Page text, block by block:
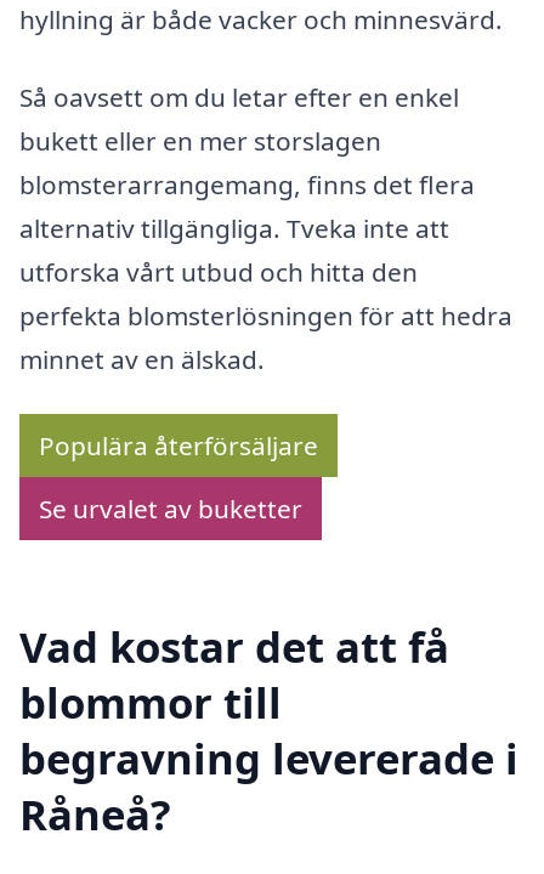
hyllning är både vacker och minnesvärd.
Så oavsett om du letar efter en enkel
bukett eller en mer storslagen
blomsterarrangemang, finns det flera
alternativ tillgängliga. Tveka inte att
utforska vårt utbud och hitta den
perfekta blomsterlösningen för att hedra
minnet av en älskad.
Populära återförsäljare
Se urvalet av buketter
Vad kostar det att få
blommor till
begravning levererade i
Råneå?